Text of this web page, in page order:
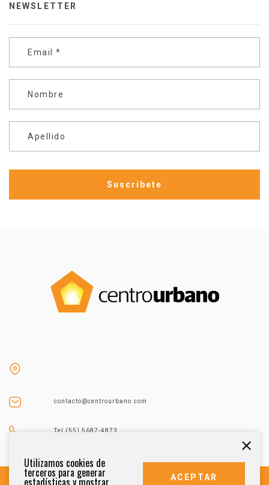
NEWSLETTER
Email *
Nombre
Apellido
contacto@centrourbano.com
Tel (55) 5687-4873
Utilizamos cookies de
terceros para generar
estadísticas y mostrar ACEPTAR